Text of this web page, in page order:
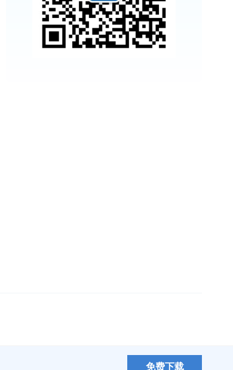
免费下载